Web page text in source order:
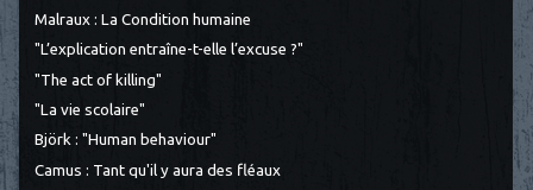
Malraux : La Condition humaine
"L’explication entraîne-t-elle l’excuse ?"
"The act of killing"
"La vie scolaire"
Björk : "Human behaviour"
Camus : Tant qu'il y aura des fléaux